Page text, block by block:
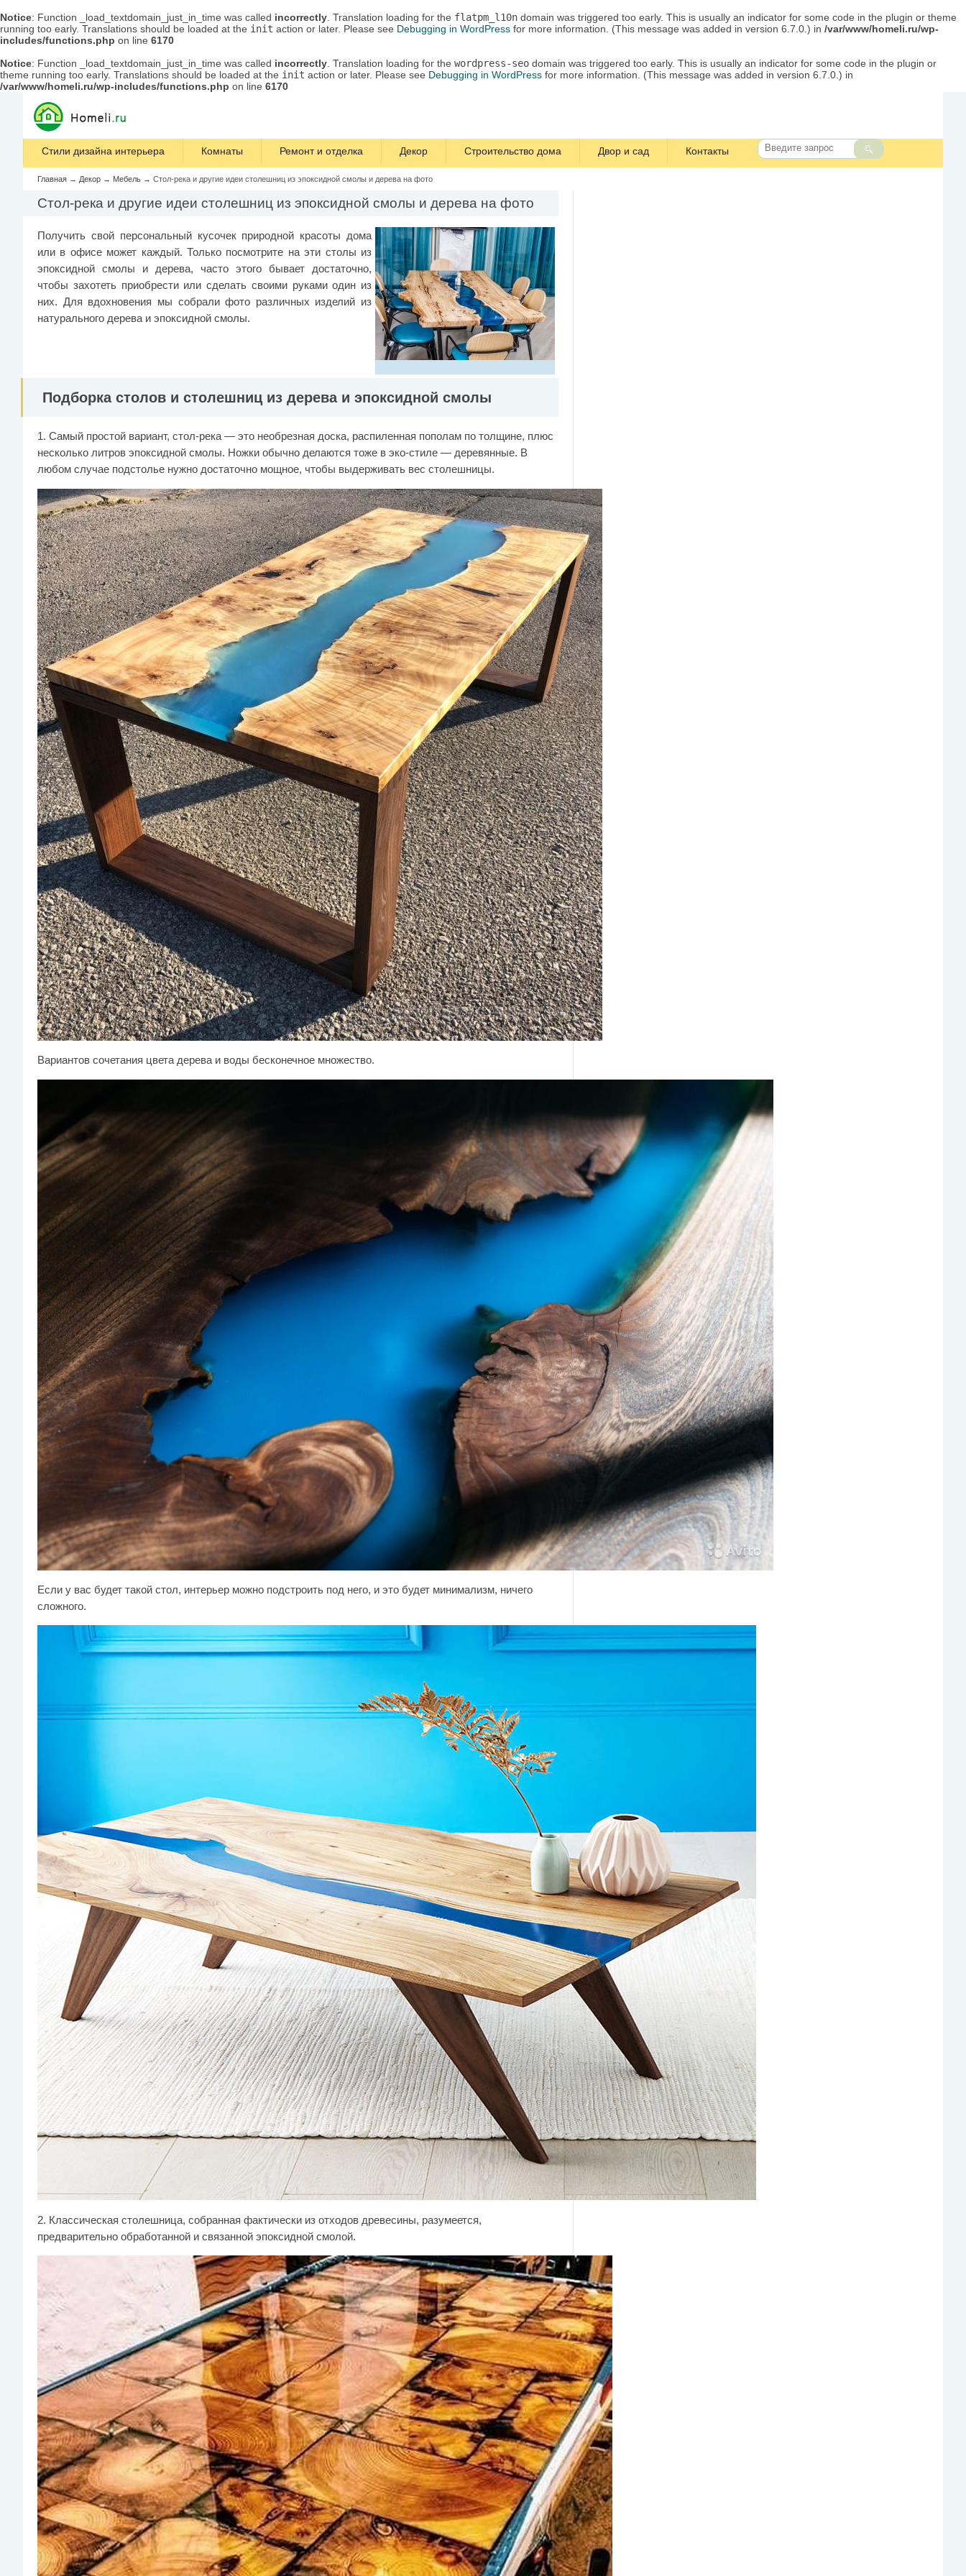
Notice: Function _load_textdomain_just_in_time was called incorrectly . Translation loading for the flatpm_l10n domain was triggered too early. This is usually an indicator for some code in the plugin or theme
running too early. Translations should be loaded at the init action or later. Please see Debugging in WordPress for more information. (This message was added in version 6.7.0.) in /var/www/homeli.ru/wp-
includes/functions.php on line 6170
Notice: Function _load_textdomain_just_in_time was called incorrectly . Translation loading for the wordpress-seo domain was triggered too early. This is usually an indicator for some code in the plugin or
theme running too early. Translations should be loaded at the init action or later. Please see Debugging in WordPress for more information. (This message was added in version 6.7.0.) in
/var/www/homeli.ru/wp-includes/functions.php on line 6170
Стили дизайна интерьера Комнаты Ремонт и отделка Декор Строительство дома Двор и сад Контакты
Главная → Декор → Мебель → Стол-река и другие идеи столешниц из эпоксидной смолы и дерева на фото
Стол-река и другие идеи столешниц из эпоксидной смолы и дерева на фото
Получить свой персональный кусочек природной красоты дома
или в офисе может каждый. Только посмотрите на эти столы из
эпоксидной смолы и дерева, часто этого бывает достаточно,
чтобы захотеть приобрести или сделать своими руками один из
них. Для вдохновения мы собрали фото различных изделий из
натурального дерева и эпоксидной смолы.
Подборка столов и столешниц из дерева и эпоксидной смолы
1. Самый простой вариант, стол-река — это необрезная доска, распиленная пополам по толщине, плюс
несколько литров эпоксидной смолы. Ножки обычно делаются тоже в эко-стиле — деревянные. В
любом случае подстолье нужно достаточно мощное, чтобы выдерживать вес столешницы.
Вариантов сочетания цвета дерева и воды бесконечное множество.
Если у вас будет такой стол, интерьер можно подстроить под него, и это будет минимализм, ничего
сложного.
2. Классическая столешница, собранная фактически из отходов древесины, разумеется,
предварительно обработанной и связанной эпоксидной смолой.